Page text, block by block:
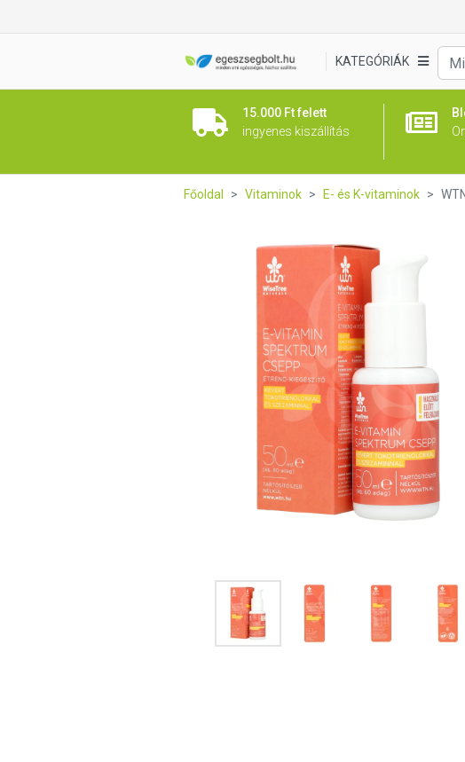
KATEGÓRIÁK
15.000 Ft felett
ingyenes kiszállítás
Főoldal Vitaminok E- és K-vitaminok